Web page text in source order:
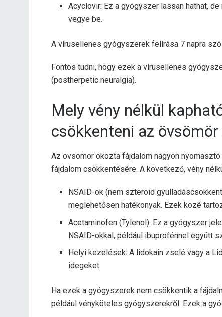
Acyclovir: Ez a gyógyszer lassan hathat,
vegye be.
A vírusellenes gyógyszerek felírása 7 napra
Fontos tudni, hogy ezek a vírusellenes
(postherpetic neuralgia).
Mely vény nélkül
csökkenteni az
Az övsömör okozta fájdalom nagyon
fájdalom csökkentésére. A következő, vény
NSAID-ok (nem szteroid
meglehetősen hatékonyak. Ezek közé
Acetaminofen (Tylenol): Ez a gyógyszer
NSAID-okkal, például ibuprofénnel együtt
Helyi kezelések: A lidokain zselé vagy a
idegeket.
Ha ezek a gyógyszerek nem csökkentik a
például vényköteles gyógyszerekről. Ezek a